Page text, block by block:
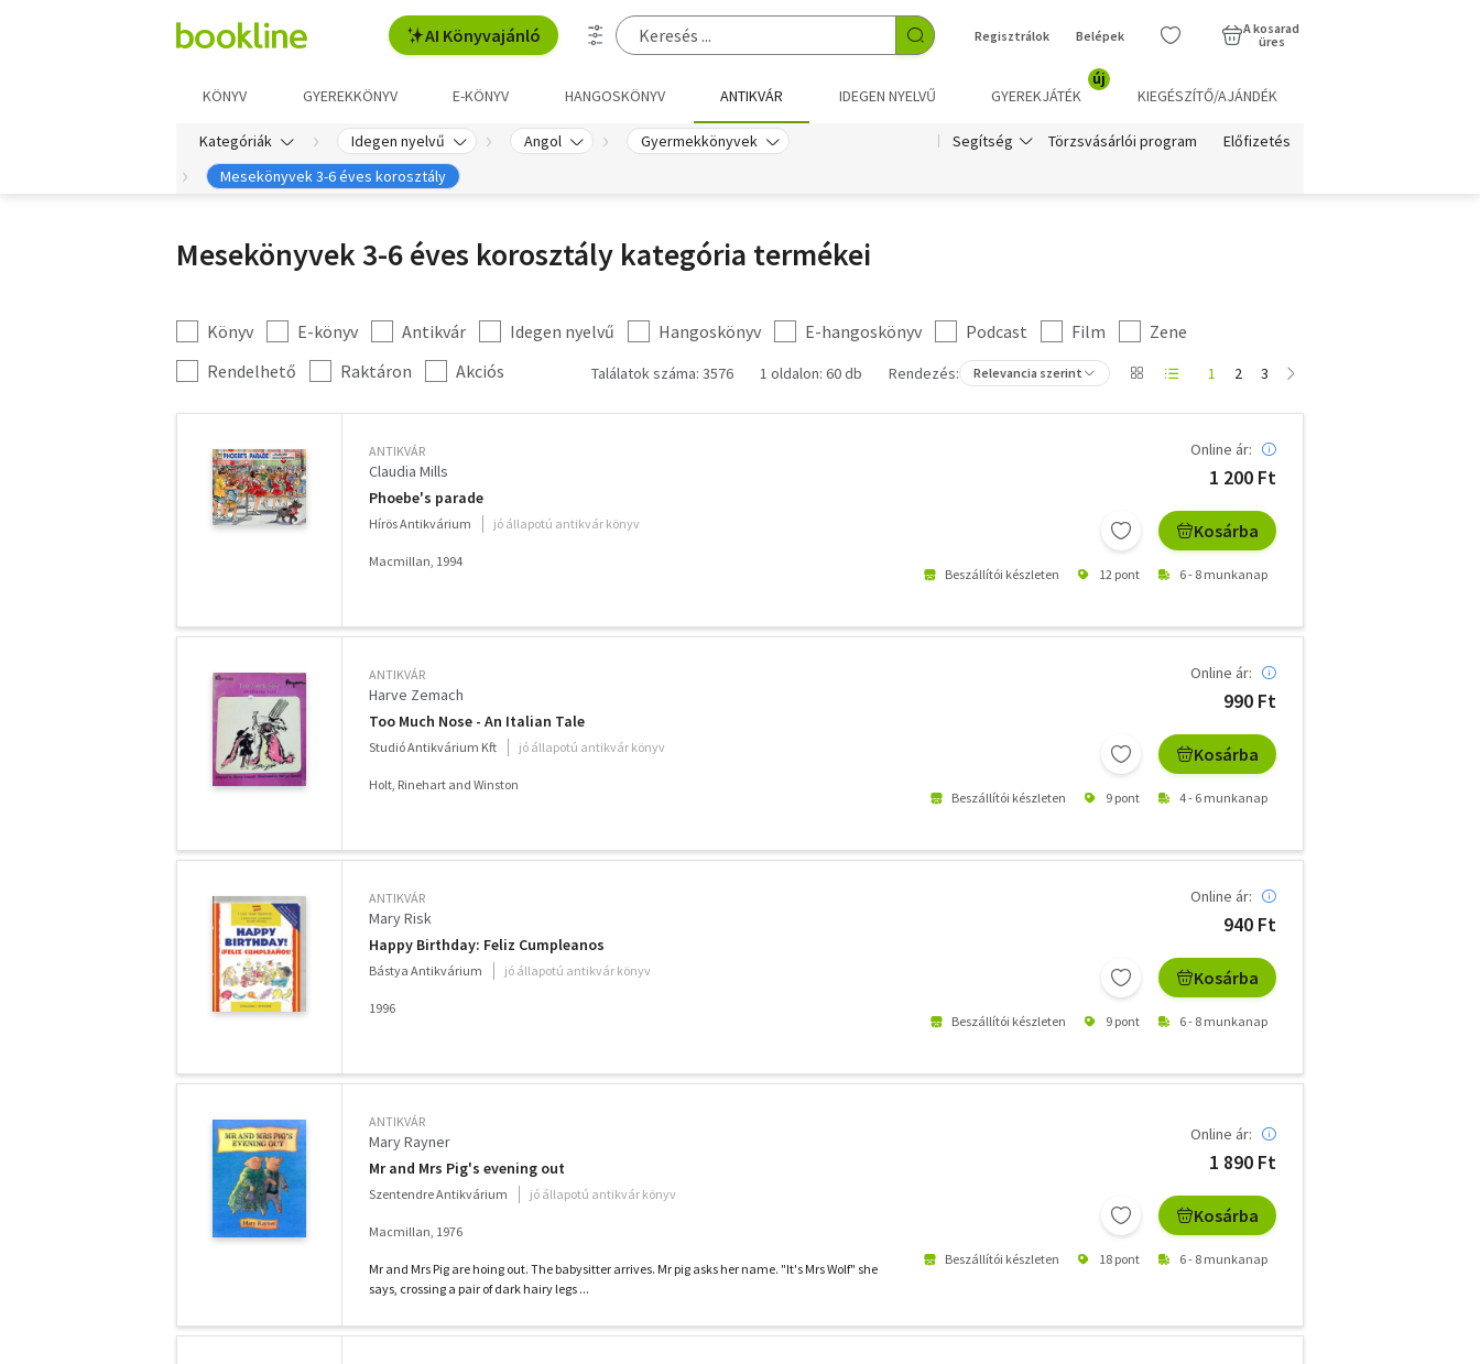
AI Könyvajánló Regisztrálok Belépek
A kosarad
üres
KÖNYV GYEREKKÖNYV E-KÖNYV HANGOSKÖNYV ANTIKVÁR IDEGEN NYELVŰ GYEREKJÁTÉK
új
KIEGÉSZÍTŐ/AJÁNDÉK
Kategóriák Idegen nyelvű Angol
Gyermekkönyvek
Mesekönyvek 3-6 éves korosztály
Segítség Törzsvásárlói program Előfizetés
Mesekönyvek 3-6 éves korosztály kategória termékei
Kategória
szűrés
Könyv E-könyv Antikvár Idegen nyelvű Hangoskönyv E-hangoskönyv Podcast Film
Zene
További
szűrők
Rendelhető Raktáron Akciós Találatok száma: 3576 1 oldalon: 60 db Rendezés: Relevancia szerint 1 2 3
ANTIKVÁR
Claudia Mills
Phoebe's parade
Hírös Antikvárium jó állapotú antikvár könyv
Macmillan, 1994
Online ár:
1 200 Ft
Kosárba
Beszállítói készleten 12 pont 6 - 8 munkanap
ANTIKVÁR
Harve Zemach
Too Much Nose - An Italian Tale
Studió Antikvárium Kft jó állapotú antikvár könyv
Holt, Rinehart and Winston
Online ár:
990 Ft
Kosárba
Beszállítói készleten 9 pont 4 - 6 munkanap
ANTIKVÁR
Mary Risk
Happy Birthday: Feliz Cumpleanos
Bástya Antikvárium jó állapotú antikvár könyv
1996
Online ár:
940 Ft
Kosárba
Beszállítói készleten 9 pont 6 - 8 munkanap
ANTIKVÁR
Mary Rayner
Mr and Mrs Pig's evening out
Szentendre Antikvárium jó állapotú antikvár könyv
Macmillan, 1976
Mr and Mrs Pig are hoing out. The babysitter arrives. Mr pig asks her name. "It's Mrs Wolf" she
says, crossing a pair of dark hairy legs ...
Online ár:
1 890 Ft
Kosárba
Beszállítói készleten 18 pont 6 - 8 munkanap